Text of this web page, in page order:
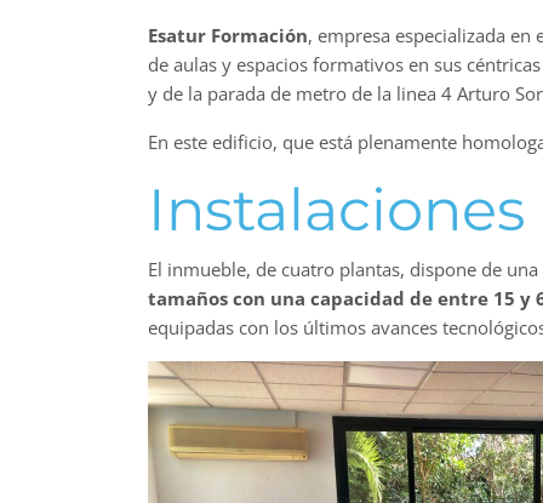
Esatur Formación, empresa especializada
de aulas y espacios formativos en sus
y de la parada de metro de la linea 4 Arturo
En este edificio, que está plenamente
Instalaciones
El inmueble, de cuatro plantas, dispone de
tamaños con una capacidad de entre 15 y
equipadas con los últimos avances